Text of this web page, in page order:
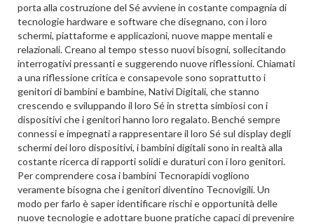
porta alla costruzione del Sé avviene in costante compagnia di
tecnologie hardware e software che disegnano, con i loro
schermi, piattaforme e applicazioni, nuove mappe mentali e
relazionali. Creano al tempo stesso nuovi bisogni, sollecitando
interrogativi pressanti e suggerendo nuove riflessioni. Chiamati
a una riflessione critica e consapevole sono soprattutto i
genitori di bambini e bambine, Nativi Digitali, che stanno
crescendo e sviluppando il loro Sé in stretta simbiosi con i
dispositivi che i genitori hanno loro regalato. Benché sempre
connessi e impegnati a rappresentare il loro Sé sul display degli
schermi dei loro dispositivi, i bambini digitali sono in realtà alla
costante ricerca di rapporti solidi e duraturi con i loro genitori.
Per comprendere cosa i bambini Tecnorapidi vogliono
veramente bisogna che i genitori diventino Tecnovigili. Un
modo per farlo è saper identificare rischi e opportunità delle
nuove tecnologie e adottare buone pratiche capaci di prevenire